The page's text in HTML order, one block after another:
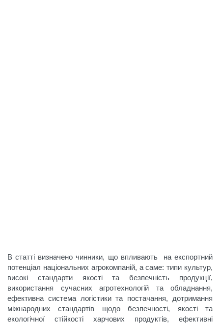
В статті визначено чинники, що впливають на експортний
потенціал національних агрокомпаній, а саме: типи культур,
високі стандарти якості та безпечність продукції,
використання сучасних агротехнологій та обладнання,
ефективна система логістики та постачання, дотримання
міжнародних стандартів щодо безпечності, якості та
екологічної стійкості харчових продуктів, ефективні